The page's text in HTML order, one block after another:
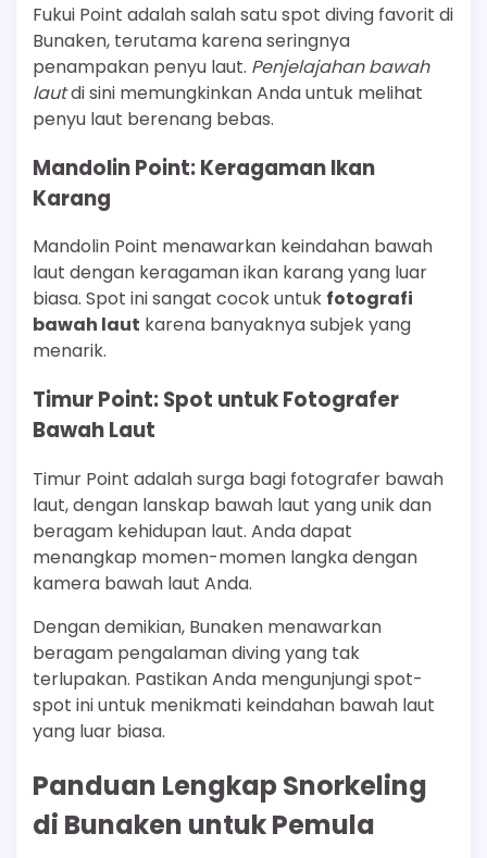
Fukui Point adalah salah satu spot diving favorit di
Bunaken, terutama karena seringnya
penampakan penyu laut. Penjelajahan bawah
lautdi sini memungkinkan Anda untuk melihat
penyu laut berenang bebas.
Mandolin Point: Keragaman Ikan
Karang
Mandolin Point menawarkan keindahan bawah
laut dengan keragaman ikan karang yang luar
biasa. Spot ini sangat cocok untuk fotografi
bawah laut karena banyaknya subjek yang
menarik.
Timur Point: Spot untuk Fotografer
Bawah Laut
Timur Point adalah surga bagi fotografer bawah
laut, dengan lanskap bawah laut yang unik dan
beragam kehidupan laut. Anda dapat
menangkap momen-momen langka dengan
kamera bawah laut Anda.
Dengan demikian, Bunaken menawarkan
beragam pengalaman diving yang tak
terlupakan. Pastikan Anda mengunjungi spot-
spot ini untuk menikmati keindahan bawah laut
yang luar biasa.
Panduan Lengkap Snorkeling
di Bunaken untuk Pemula